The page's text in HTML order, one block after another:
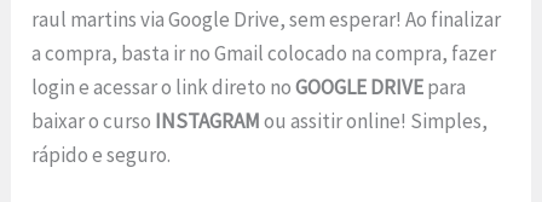
raul martins via Google Drive, sem esperar! Ao finalizar
a compra, basta ir no Gmail colocado na compra, fazer
login e acessar o link direto noGOOGLE DRIVEpara
baixar o curso INSTAGRAMou assitir online! Simples,
rápido e seguro.